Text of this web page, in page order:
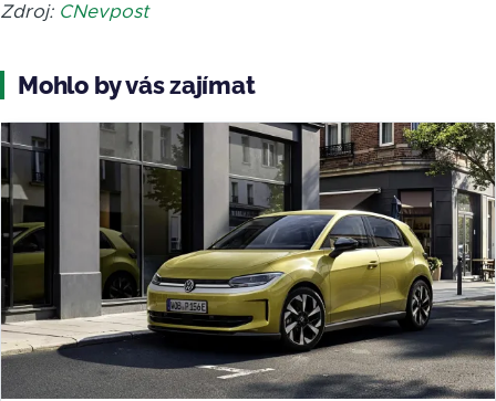
Zdroj: CNevpost
Mohlo by vás zajímat